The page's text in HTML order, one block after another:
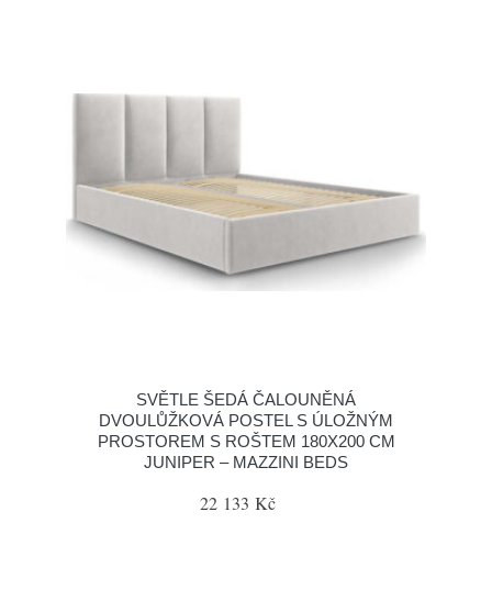
SVĚTLE ŠEDÁ ČALOUNĚNÁ
DVOULŮŽKOVÁ POSTEL S ÚLOŽNÝM
PROSTOREM S ROŠTEM 180X200 CM
JUNIPER – MAZZINI BEDS
22 133 Kč